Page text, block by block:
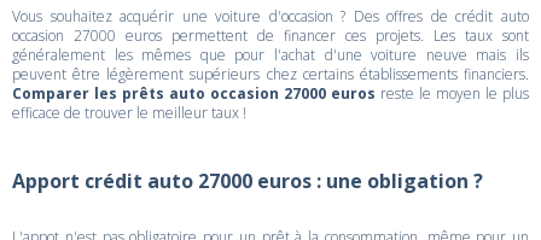
Vous souhaitez acquérir une voiture d'occasion ? Des offres de crédit auto
occasion 27000 euros permettent de financer ces projets. Les taux sont
généralement les mêmes que pour l'achat d'une voiture neuve mais ils
peuvent être légèrement supérieurs chez certains établissements financiers.
Comparer les prêts auto occasion 27000 euros reste le moyen le plus
efficace de trouver le meilleur taux !
Apport crédit auto 27000 euros : une obligation ?